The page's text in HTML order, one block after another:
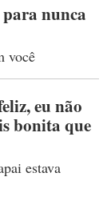
para nunca
você
eu não
bonita que
estava